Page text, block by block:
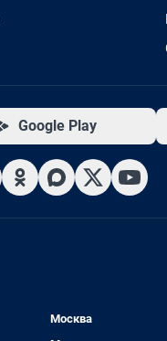
Google Play
Москва